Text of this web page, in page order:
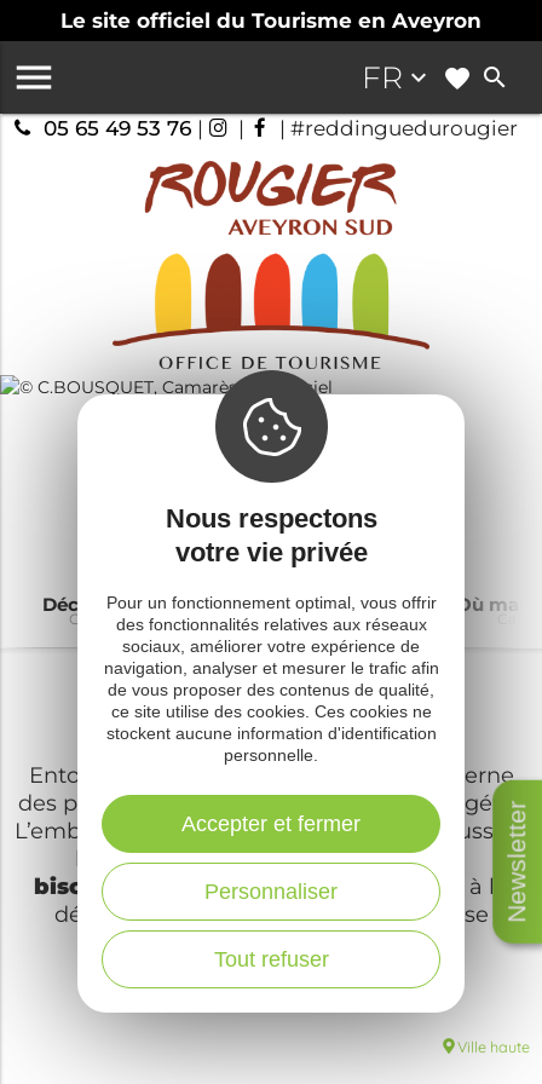
Le site officiel du Tourisme en Aveyron
Newsletter
FR keyboard_arrow_down search

05 65 49 53 76 | | | #reddinguedurougier
Camarès
Guide touristique
Découvrir
Camarès
À voir à faire
Camarès
Où dormir
Camarès
Où
La capitale du Rougier
Entouré d’un écrin naturel,
alterne
des paysages entre univers minéral et végétal.
L’emblème gastronomique du village poussera
les gourmands à faire une halte à la
biscuiterie
avant d’arpenter les ruelles à la
découverte de la cité où chaque bâtisse
raconte presque une histoire.
Ville haute
Nous respectons
votre vie privée
Pour un fonctionnement optimal, vous offrir
des fonctionnalités relatives aux réseaux
sociaux, améliorer votre expérience de
navigation, analyser et mesurer le trafic afin
de vous proposer des contenus de qualité,
ce site utilise des cookies. Ces cookies ne
stockent aucune information d'identification
personnelle.
Tout refuser
Personnaliser
Accepter et fermer